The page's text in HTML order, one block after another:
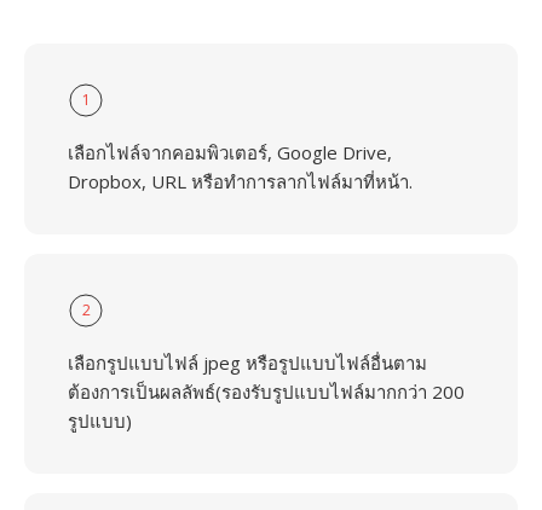
1
เลือกไฟล์จากคอมพิวเตอร์, Google Drive,
Dropbox, URL หรือทำการลากไฟล์มาที่หน้า.
2
เลือกรูปแบบไฟล์ jpeg หรือรูปแบบไฟล์อื่นตาม
ต้องการเป็นผลลัพธ์(รองรับรูปแบบไฟล์มากกว่า 200
รูปแบบ)